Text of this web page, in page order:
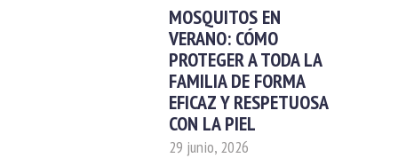
MOSQUITOS EN
VERANO: CÓMO
PROTEGER A TODA LA
FAMILIA DE FORMA
EFICAZ Y RESPETUOSA
CON LA PIEL
29 junio, 2026